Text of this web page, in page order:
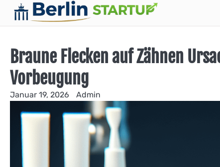
content
Braune Flecken auf Zähnen
Vorbeugung
Januar 19, 2026 Admin